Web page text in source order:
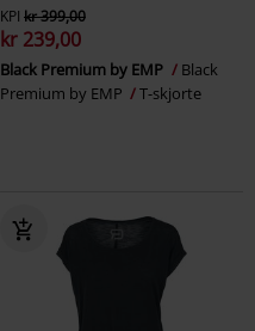
KPI kr 399,00
kr 239,00
Black Premium by EMP
Black
Premium by EMP
T-skjorte